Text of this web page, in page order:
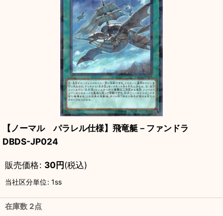
【ノーマル パラレル仕様】飛竜艇－ファンドラ
DBDS-JP024
販売価格: 30円(税込)
当社区分単位: 1ss
在庫数 2点